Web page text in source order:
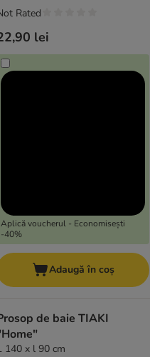
lei
Aplică voucherul - Economisești
-40%
Rated
Adaugă în coș
de baie TIAKI
140 x l 90 cm